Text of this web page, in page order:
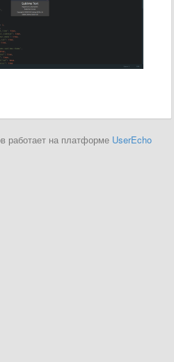
работает на платформе UserEcho